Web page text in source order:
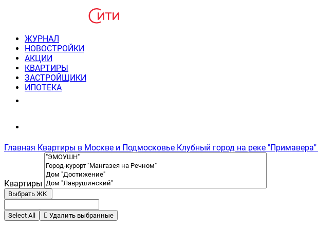
ЖУРНАЛ
НОВОСТРОЙКИ
АКЦИИ
КВАРТИРЫ
ЗАСТРОЙЩИКИ
ИПОТЕКА
Главная Квартиры в Москве и Подмосковье Клубный город на реке "Примавера"
Квартиры
Выбрать ЖК
Select All Удалить выбранные